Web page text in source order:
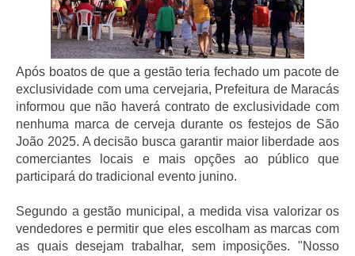
Após boatos de que a gestão teria fechado um pacote de
exclusividade com uma cervejaria, Prefeitura de Maracás
informou que não haverá contrato de exclusividade com
nenhuma marca de cerveja durante os festejos de São
João 2025. A decisão busca garantir maior liberdade aos
comerciantes locais e mais opções ao público que
participará do tradicional evento junino.
Segundo a gestão municipal, a medida visa valorizar os
vendedores e permitir que eles escolham as marcas com
as quais desejam trabalhar, sem imposições. "Nosso